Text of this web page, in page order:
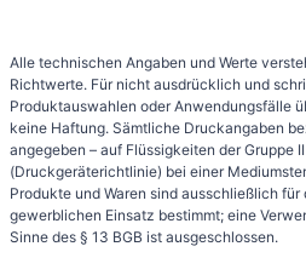
Alle technischen Angaben und Werte
Richtwerte. Für nicht ausdrücklich und
Produktauswahlen oder Anwendungsfälle
keine Haftung. Sämtliche Druckangaben
angegeben – auf Flüssigkeiten der Gruppe
(Druckgeräterichtlinie) bei einer
Produkte und Waren sind ausschließlich
gewerblichen Einsatz bestimmt; eine
Sinne des § 13 BGB ist ausgeschlossen.